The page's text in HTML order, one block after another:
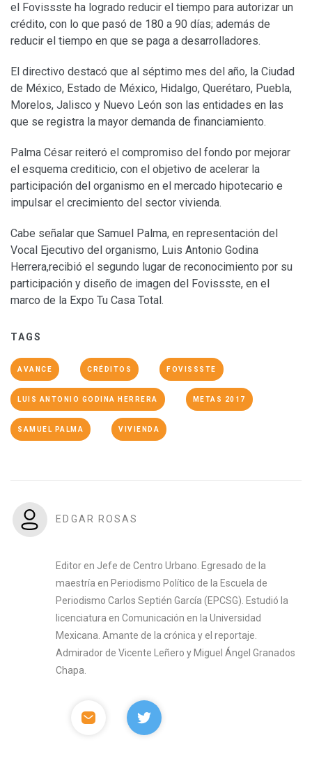
el Fovissste ha logrado reducir el tiempo para autorizar un
crédito, con lo que pasó de 180 a 90 días; además de
reducir el tiempo en que se paga a desarrolladores.
El directivo destacó que al séptimo mes del año, la Ciudad
de México, Estado de México, Hidalgo, Querétaro, Puebla,
Morelos, Jalisco y Nuevo León son las entidades en las
que se registra la mayor demanda de financiamiento.
Palma César reiteró el compromiso del fondo por mejorar
el esquema crediticio, con el objetivo de acelerar la
participación del organismo en el mercado hipotecario e
impulsar el crecimiento del sector vivienda.
Cabe señalar que Samuel Palma, en representación del
Vocal Ejecutivo del organismo, Luis Antonio Godina
Herrera,recibió el segundo lugar de reconocimiento por su
participación y diseño de imagen del Fovissste, en el
marco de la Expo Tu Casa Total.
TAGS
AVANCE CRÉDITOS FOVISSSTE
LUIS ANTONIO GODINA HERRERA METAS 2017
SAMUEL PALMA VIVIENDA
EDGAR ROSAS
Editor en Jefe de Centro Urbano. Egresado de la
maestría en Periodismo Político de la Escuela de
Periodismo Carlos Septién García (EPCSG). Estudió la
licenciatura en Comunicación en la Universidad
Mexicana. Amante de la crónica y el reportaje.
Admirador de Vicente Leñero y Miguel Ángel Granados
Chapa.